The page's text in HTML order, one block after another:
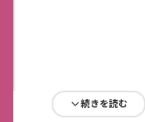
続きを読む
続きを読む
続きを読む
続きを読む
続きを読む
続きを読む
続きを読む
続きを読む
続きを読む
続きを読む
続きを読む
続きを読む
続きを読む
続きを読む
続きを読む
続きを読む
続きを読む
続きを読む
続きを読む
続きを読む